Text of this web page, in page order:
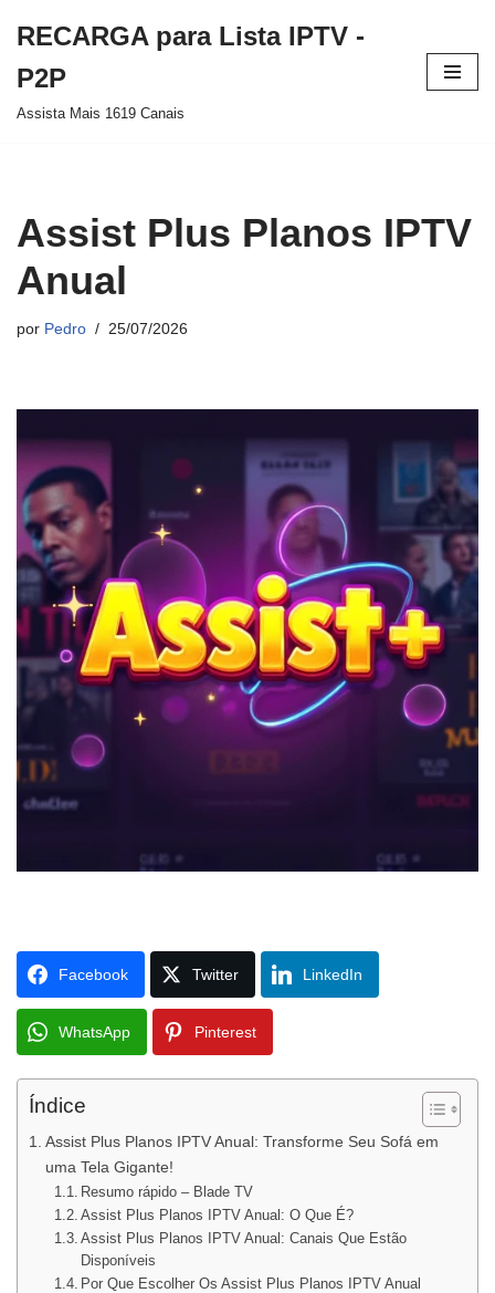
para
o
RECARGA para Lista IPTV -
P2P
Assista Mais 1619 Canais
Assist Plus Planos IPTV
Anual
por Pedro 25/07/2026
Facebook Twitter LinkedIn
WhatsApp Pinterest
Índice
Assist Plus Planos IPTV Anual: Transforme Seu Sofá em
uma Tela Gigante!
Resumo rápido – Blade TV
Assist Plus Planos IPTV Anual: O Que É?
Assist Plus Planos IPTV Anual: Canais Que Estão
Disponíveis
Por Que Escolher Os Assist Plus Planos IPTV Anual